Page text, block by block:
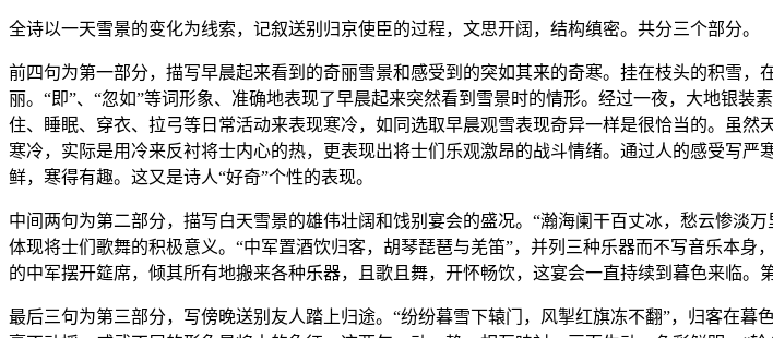
全诗以一天雪景的变化为线索，记叙送别归京使臣的过程，文思开阔，结构缜密。共分三个部分。
前四句为第一部分，描写早晨起来看到的奇丽雪景和感受到的突如其来的奇寒。挂在枝头的积雪
丽。“即”、“忽如”等词形象、准确地表现了早晨起来突然看到雪景时的情形。经过一夜，大地银
住、睡眠、穿衣、拉弓等日常活动来表现寒冷，如同选取早晨观雪表现奇异一样是很恰当的。虽
寒冷，实际是用冷来反衬将士内心的热，更表现出将士们乐观激昂的战斗情绪。通过人的感受写
鲜，寒得有趣。这又是诗人“好奇”个性的表现。
中间两句为第二部分，描写白天雪景的雄伟壮阔和饯别宴会的盛况。“瀚海阑干百丈冰，愁云惨淡
体现将士们歌舞的积极意义。“中军置酒饮归客，胡琴琵琶与羌笛”，并列三种乐器而不写音乐本
的中军摆开筵席，倾其所有地搬来各种乐器，且歌且舞，开怀畅饮，这宴会一直持续到暮色来临。
最后三句为第三部分，写傍晚送别友人踏上归途。“纷纷暮雪下辕门，风掣红旗冻不翻”，归客在